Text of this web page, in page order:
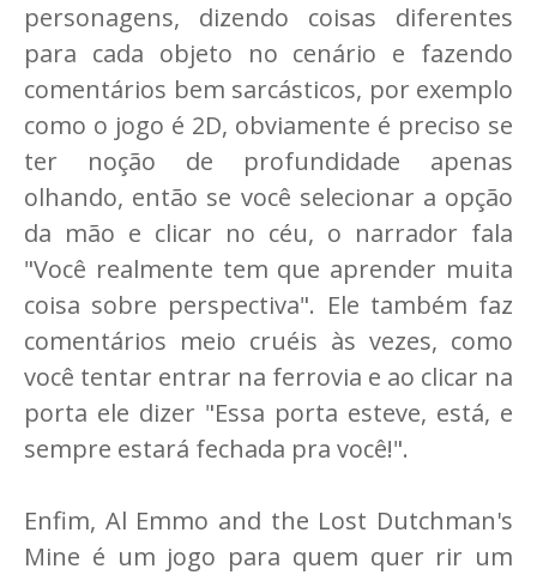
personagens, dizendo coisas diferentes
para cada objeto no cenário e fazendo
comentários bem sarcásticos, por exemplo
como o jogo é 2D, obviamente é preciso se
ter noção de profundidade apenas
olhando, então se você selecionar a opção
da mão e clicar no céu, o narrador fala
"Você realmente tem que aprender muita
coisa sobre perspectiva". Ele também faz
comentários meio cruéis às vezes, como
você tentar entrar na ferrovia e ao clicar na
porta ele dizer "Essa porta esteve, está, e
sempre estará fechada pra você!".
Enfim, Al Emmo and the Lost Dutchman's
Mine é um jogo para quem quer rir um